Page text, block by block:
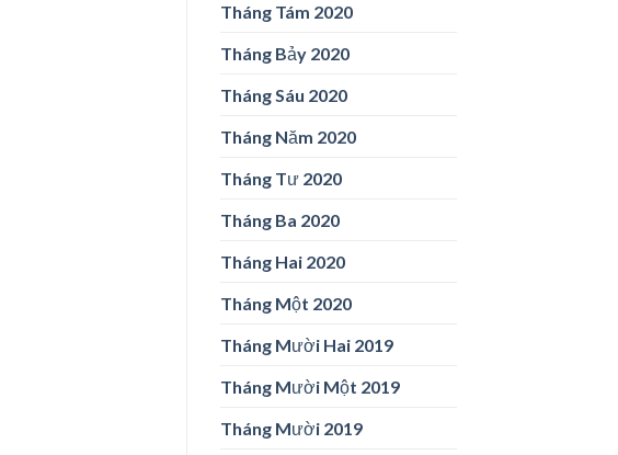
Tháng Tám 2020
Tháng Bảy 2020
Tháng Sáu 2020
Tháng Năm 2020
Tháng Tư 2020
Tháng Ba 2020
Tháng Hai 2020
Tháng Một 2020
Tháng Mười Hai 2019
Tháng Mười Một 2019
Tháng Mười 2019